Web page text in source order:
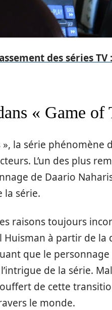
des séries
« Game of
la série phénomène
L’un des plus
de Daario
la série.
raisons toujours
Huisman à partir de
que le
de la série.
de cette
le monde.